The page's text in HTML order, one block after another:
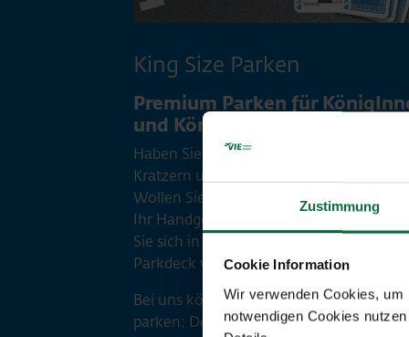
Zustimmung
Cookie Information
Wir verwenden Cookies,
notwendigen Cookies
King Size Parken
Premium Parken für
und Könige
Haben Sie die Nase voll von lästigen
Kratzern und unnötigen Parkschäden?
Wollen Sie zu Reisebeginn Ihren Koffer
Ihr Handgepäck bequem ausladen?
Sie sich in einem hell beleuchteten
Parkdeck wohler?
Bei uns können Sie ab sofort königlich
parken: Denn der Flughafen Wien bietet